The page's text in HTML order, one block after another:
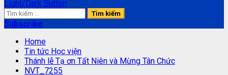
Light/Dark Button
Tìm
kiếm
cho:
Subscribe
Home
Tin tức Học viện
Thánh lễ Tạ ơn Tất Niên và Mừng Tân Chức
NVT_7255